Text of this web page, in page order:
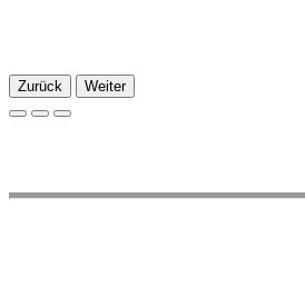
Zurück Weiter